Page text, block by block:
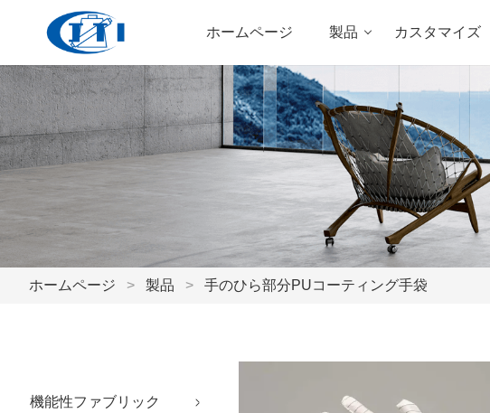
ホームページ 製品 カスタマイズ
ホームページ > 製品 > 手のひら部分PUコーティング手袋
機能性ファブリック